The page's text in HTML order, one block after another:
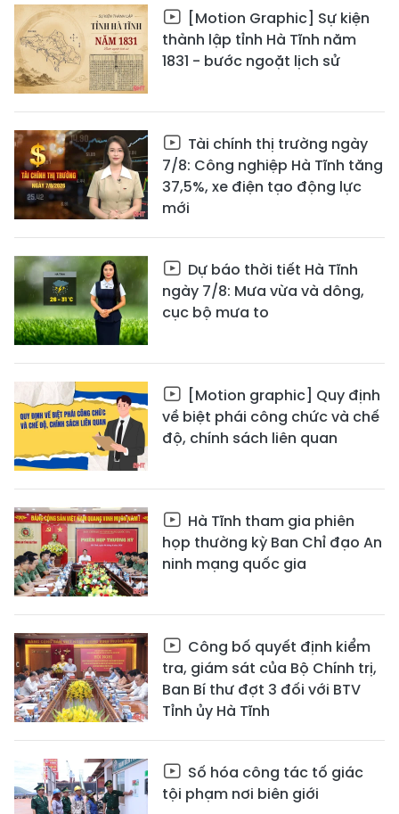
[Motion Graphic] Sự kiện
thành lập tỉnh Hà Tĩnh năm
1831 - bước ngoặt lịch sử
Tài chính thị trường ngày
7/8: Công nghiệp Hà Tĩnh tăng
37,5%, xe điện tạo động lực
mới
Dự báo thời tiết Hà Tĩnh
ngày 7/8: Mưa vừa và dông,
cục bộ mưa to
[Motion graphic] Quy định
về biệt phái công chức và chế
độ, chính sách liên quan
Hà Tĩnh tham gia phiên
họp thường kỳ Ban Chỉ đạo An
ninh mạng quốc gia
Công bố quyết định kiểm
tra, giám sát của Bộ Chính trị,
Ban Bí thư đợt 3 đối với BTV
Tỉnh ủy Hà Tĩnh
Số hóa công tác tố giác
tội phạm nơi biên giới